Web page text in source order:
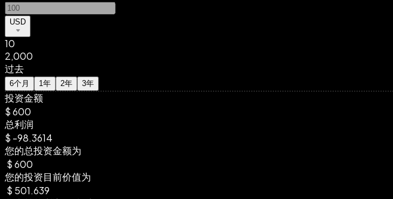
USD
10
2,000
过去
6个月 1年 2年 3年
投资金额
$600
总利润
$ -98.3614
您的总投资金额为
$600
您的投资目前价值为
$ 501.639